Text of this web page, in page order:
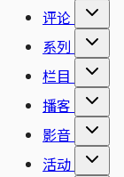
评论
系列
栏目
播客
影音
活动